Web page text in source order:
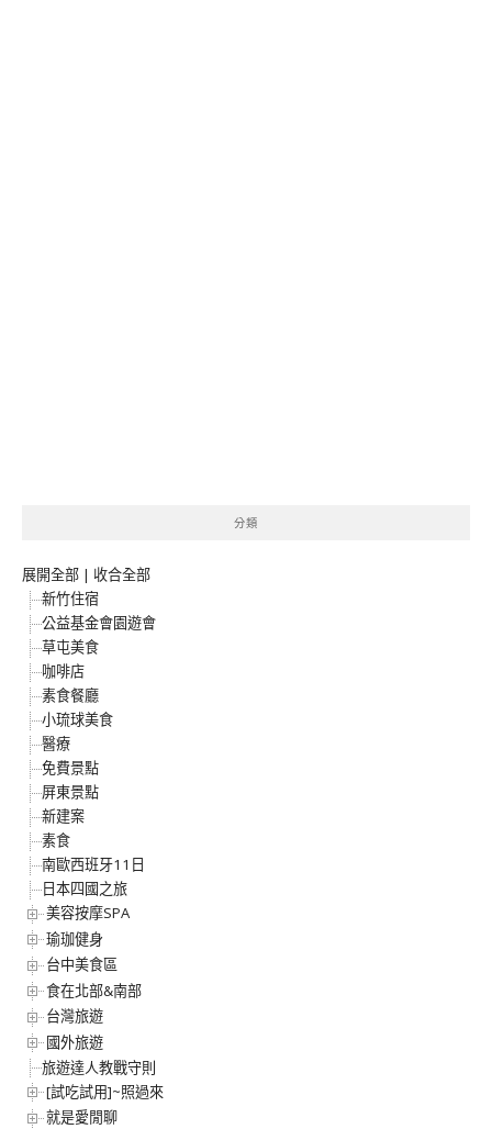
分類
展開全部 | 收合全部
新竹住宿
公益基金會園遊會
草屯美食
咖啡店
素食餐廳
小琉球美食
醫療
免費景點
屏東景點
新建案
素食
南歐西班牙11日
日本四國之旅
美容按摩SPA
瑜珈健身
台中美食區
食在北部&南部
台灣旅遊
國外旅遊
旅遊達人教戰守則
[試吃試用]~照過來
就是愛閒聊